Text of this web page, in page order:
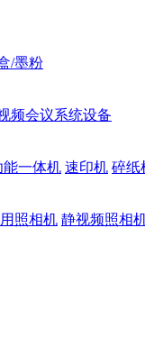
/墨粉
频会议系统设备
能一体机 速印机 碎纸
照相机 静视频照相